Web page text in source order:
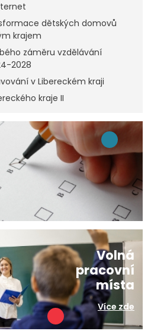
dětských domovů
krajem
záměru vzdělávání
2028
v Libereckém kraji
kraje II
Volná
pracovní
místa
Více zde